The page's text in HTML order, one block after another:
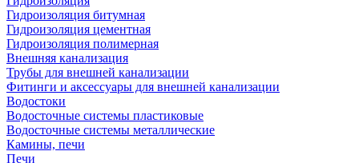
Гидроизоляция битумная
Гидроизоляция цементная
Гидроизоляция полимерная
Внешняя канализация
Трубы для внешней канализации
Фитинги и аксессуары для внешней канализации
Водостоки
Водосточные системы пластиковые
Водосточные системы металлические
Камины, печи
Печи